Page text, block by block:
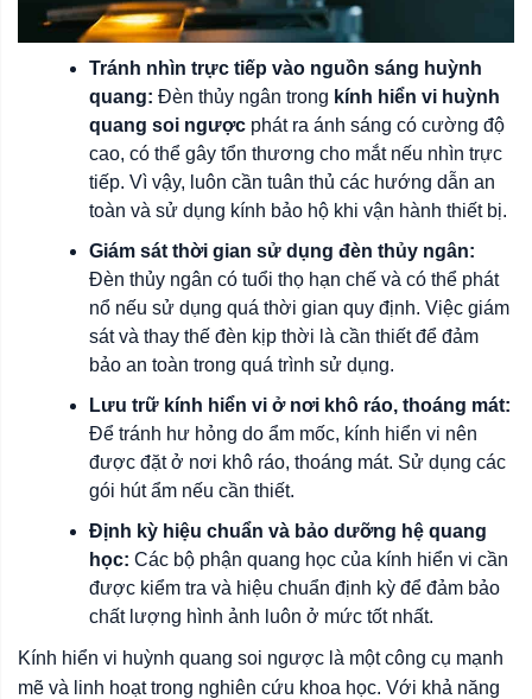
Tránh nhìn trực tiếp vào nguồn sáng huỳnh
quang: Đèn thủy ngân trong kính hiển vi huỳnh
quang soi ngược phát ra ánh sáng có cường độ
cao, có thể gây tổn thương cho mắt nếu nhìn trực
tiếp. Vì vậy, luôn cần tuân thủ các hướng dẫn an
toàn và sử dụng kính bảo hộ khi vận hành thiết bị.
Giám sát thời gian sử dụng đèn thủy ngân:
Đèn thủy ngân có tuổi thọ hạn chế và có thể phát
nổ nếu sử dụng quá thời gian quy định. Việc giám
sát và thay thế đèn kịp thời là cần thiết để đảm
bảo an toàn trong quá trình sử dụng.
Lưu trữ kính hiển vi ở nơi khô ráo, thoáng mát:
Để tránh hư hỏng do ẩm mốc, kính hiển vi nên
được đặt ở nơi khô ráo, thoáng mát. Sử dụng các
gói hút ẩm nếu cần thiết.
Định kỳ hiệu chuẩn và bảo dưỡng hệ quang
học: Các bộ phận quang học của kính hiển vi cần
được kiểm tra và hiệu chuẩn định kỳ để đảm bảo
chất lượng hình ảnh luôn ở mức tốt nhất.
Kính hiển vi huỳnh quang soi ngược là một công cụ mạnh
mẽ và linh hoạt trong nghiên cứu khoa học. Với khả năng